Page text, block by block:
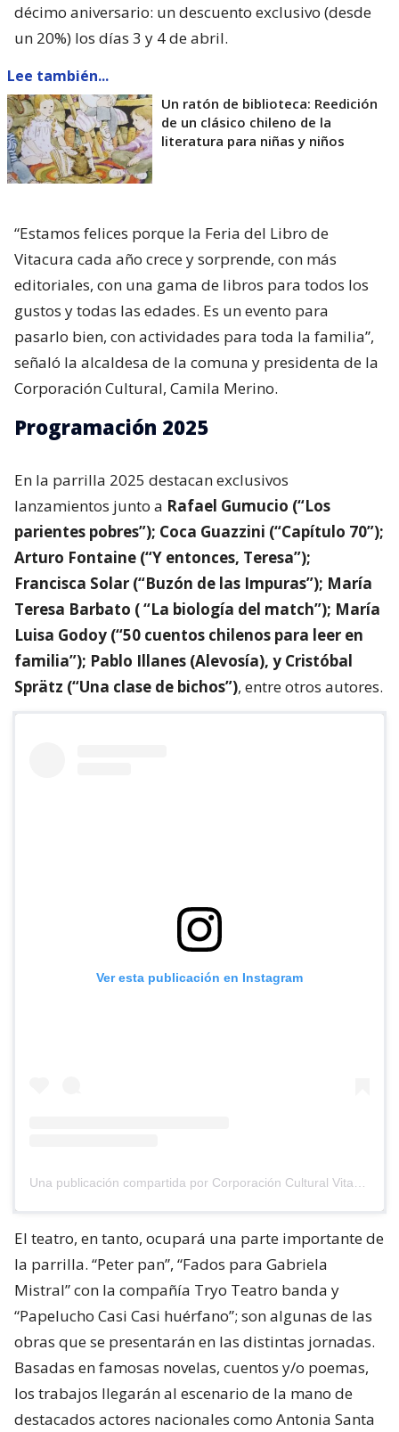
décimo aniversario: un descuento exclusivo (desde
un 20%) los días 3 y 4 de abril.
Lee también...
Un ratón de biblioteca: Reedición
de un clásico chileno de la
literatura para niñas y niños
“Estamos felices porque la Feria del Libro de
Vitacura cada año crece y sorprende, con más
editoriales, con una gama de libros para todos los
gustos y todas las edades. Es un evento para
pasarlo bien, con actividades para toda la familia”,
señaló la alcaldesa de la comuna y presidenta de la
Corporación Cultural, Camila Merino.
Programación 2025
En la parrilla 2025 destacan exclusivos
lanzamientos junto a Rafael Gumucio (“Los
parientes pobres”); Coca Guazzini (“Capítulo 70”);
Arturo Fontaine (“Y entonces, Teresa”);
Francisca Solar (“Buzón de las Impuras”); María
Teresa Barbato ( “La biología del match”); María
Luisa Godoy (“50 cuentos chilenos para leer en
familia”); Pablo Illanes (Alevosía), y Cristóbal
Sprätz (“Una clase de bichos”), entre otros autores.
Ver esta publicación en Instagram
El teatro, en tanto, ocupará una parte importante de
la parrilla. “Peter pan”, “Fados para Gabriela
Mistral” con la compañía Tryo Teatro banda y
“Papelucho Casi Casi huérfano”; son algunas de las
obras que se presentarán en las distintas jornadas.
Basadas en famosas novelas, cuentos y/o poemas,
los trabajos llegarán al escenario de la mano de
destacados actores nacionales como Antonia Santa